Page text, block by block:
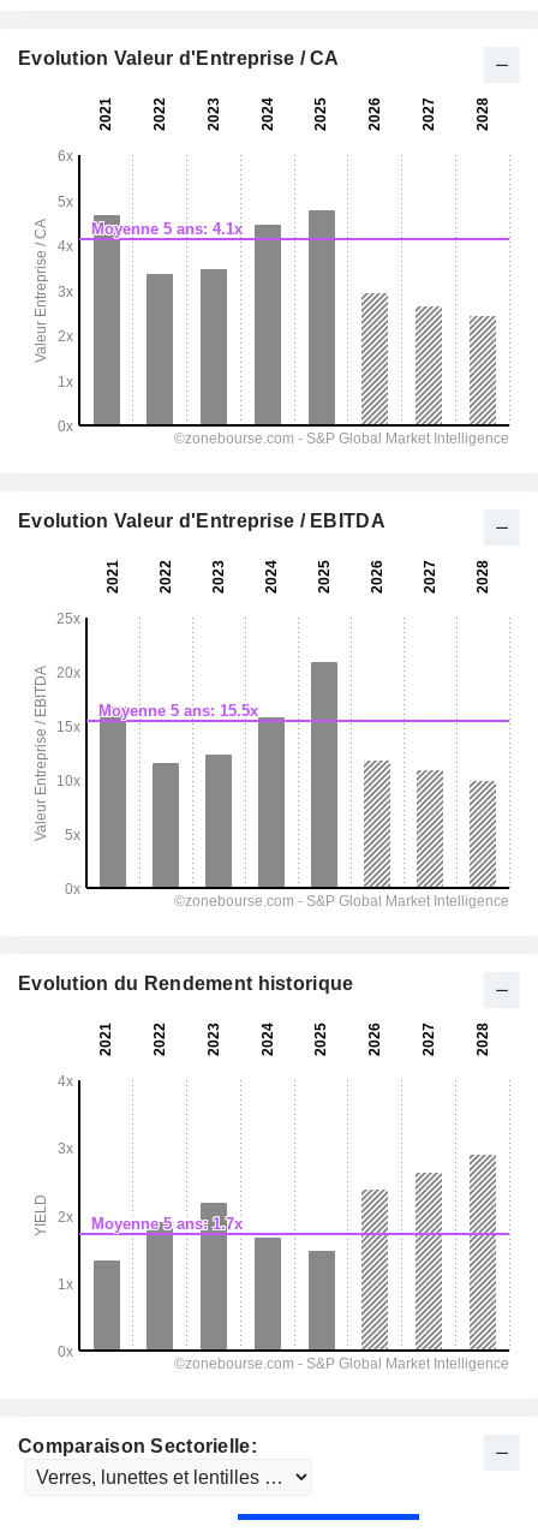
Comparaison Sectorielle:
Evolution Valeur d'Entreprise / CA
Evolution Valeur d'Entreprise / EBITDA
Evolution du Rendement historique